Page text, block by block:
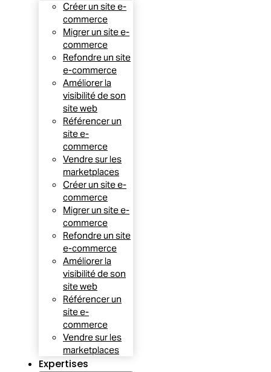
Créer un site e-
commerce
Migrer un site e-
commerce
Refondre un site
e-commerce
Améliorer la
visibilité de son
site web
Référencer un
site e-
commerce
Vendre sur les
marketplaces
Créer un site e-
commerce
Migrer un site e-
commerce
Refondre un site
e-commerce
Améliorer la
visibilité de son
site web
Référencer un
site e-
commerce
Vendre sur les
marketplaces
Expertises